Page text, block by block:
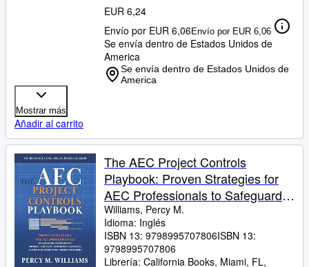
EUR 6,24
Envío por EUR 6,06Envío por EUR 6,06
Se envía dentro de Estados Unidos de
America
Se envía dentro de Estados Unidos de
America
Mostrar más
Añadir al carrito
The AEC Project Controls
Playbook: Proven Strategies for
AEC Professionals to Safeguard
Profitability, Improve Cash Flow,
Strengthen Controls, and Deliver
Predictable Project Outcomes
Williams, Percy M.
Idioma: Inglés
ISBN 13: 9798995707806ISBN 13:
9798995707806
Librería: California Books, Miami, FL,